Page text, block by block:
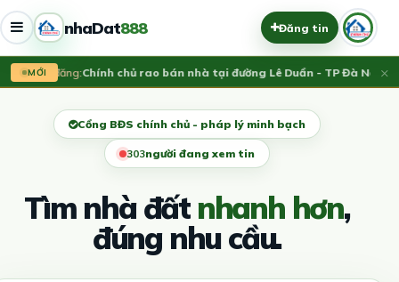
nhaDat888 Đăng tin
MỚI
Vừa đăng:Chính chủ rao bán nhà tại đường Lê Duẩn - TP Đà Nẵng;×
Cổng BĐS chính chủ - pháp lý minh bạch
307người đang xem tin
Tìm nhà đấtnhanh hơn,
đúng nhu cầu.